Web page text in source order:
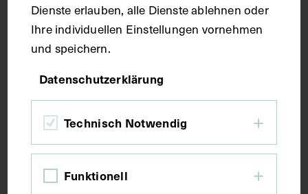
Kupferstich
Maße
Bildmaß 26 x 17 cm
Bildmaß inkl. Untergrund 43,4 x 33 cm
Kurzbeschreibung
Dienste erlauben, alle Dienste ablehnen oder
Ihre individuellen Einstellungen vornehmen
und speichern.
Datenschutzerklärung
Technisch Notwendig
Funktionell